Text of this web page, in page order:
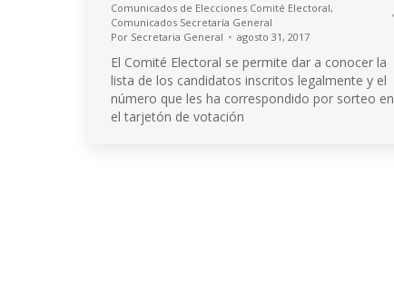
Comunicados de Elecciones Comité Electoral,
Comunicados Secretaría General
Por Secretaria General agosto 31, 2017
El Comité Electoral se permite dar a conocer la
lista de los candidatos inscritos legalmente y el
número que les ha correspondido por sorteo en
el tarjetón de votación